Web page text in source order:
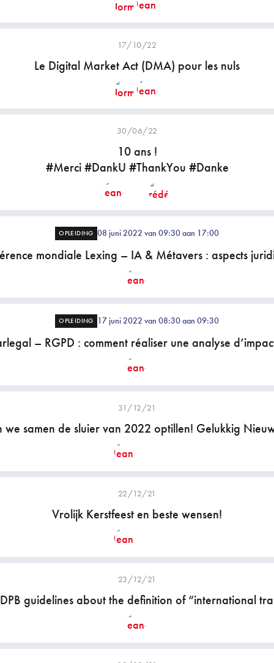
17/10/22
Le Digital Market Act (DMA) pour les nuls
30/06/22
10 ans !
#Merci #DankU #ThankYou #Danke
OPLEIDING 08 juni 2022 van 09:30 aan 17:00
mondiale Lexing – IA & Métavers : aspects
OPLEIDING 17 juni 2022 van 08:30 aan 09:30
– RGPD : comment réaliser une analyse
31/12/21
we samen de sluier van 2022 optillen! Gelukkig
22/12/21
Vrolijk Kerstfeest en beste wensen!
23/12/21
guidelines about the definition of “international